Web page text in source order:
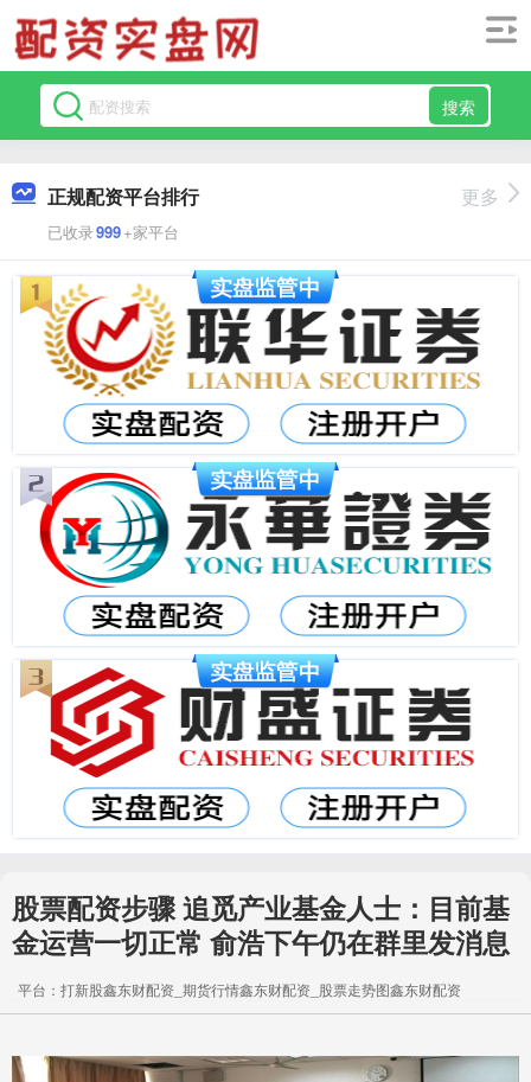
搜索
正规配资平台排行
已收录999+家平台
更多
股票配资步骤 追觅产业基金人士：目前基
金运营一切正常 俞浩下午仍在群里发消息
平台：打新股鑫东财配资_期货行情鑫东财配资_股票走势图鑫东财配资